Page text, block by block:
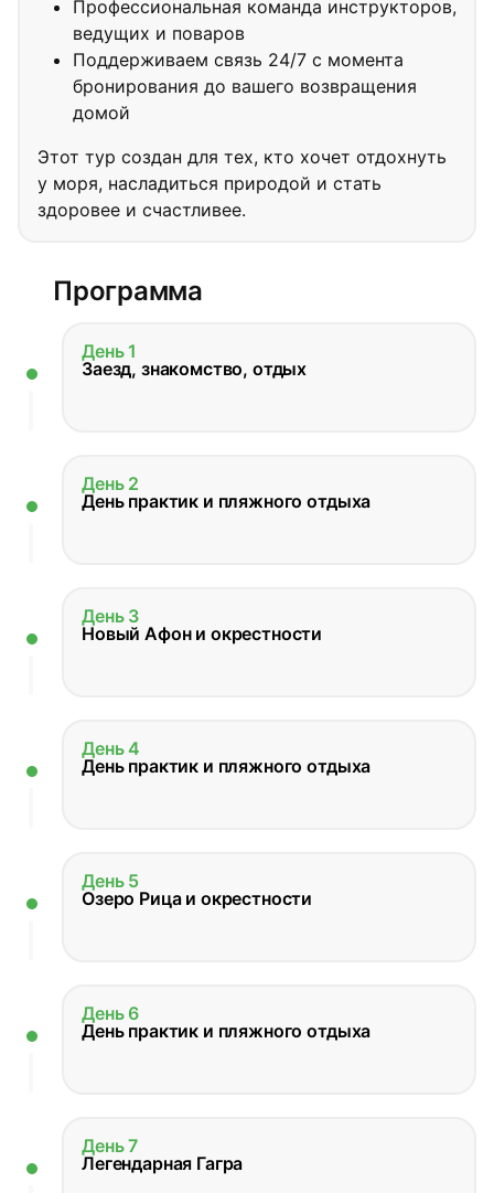
Профессиональная команда инструкторов,
ведущих и поваров
Поддерживаем связь 24/7 с момента
бронирования до вашего возвращения
домой
Этот тур создан для тех, кто хочет отдохнуть
у моря, насладиться природой и стать
здоровее и счастливее.
Программа
День 1
Заезд, знакомство, отдых
День 2
День практик и пляжного отдыха
День 3
Новый Афон и окрестности
День 4
День практик и пляжного отдыха
День 5
Озеро Рица и окрестности
День 6
День практик и пляжного отдыха
День 7
Легендарная Гагра